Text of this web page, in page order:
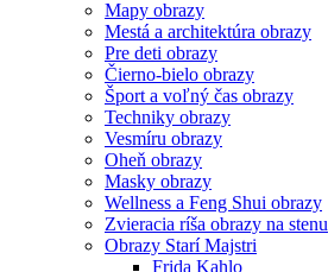
Mapy obrazy
Mestá a architektúra obrazy
Pre deti obrazy
Čierno-bielo obrazy
Šport a voľný čas obrazy
Techniky obrazy
Vesmíru obrazy
Oheň obrazy
Masky obrazy
Wellness a Feng Shui obrazy
Zvieracia ríša obrazy na stenu
Obrazy Starí Majstri
Frida Kahlo